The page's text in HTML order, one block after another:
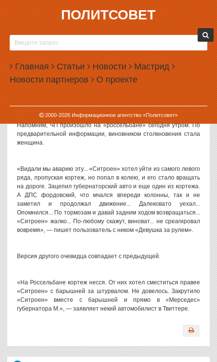
ПОЛИТСОВЕТ
Главная Статьи Новости Мастрид
Новости партнеров О проекте
2000-2026Информационное агентство «Политсовет»
29.12.2010, 11:03
В ДТП С УЧАСТИЕМ АЛЕКСАНДРА МИШАРИНА
ВИНОВАТА ЖЕНЩИНА?
Пользователи интернет-форумов порталов Екатеринбурга и
прочих информационных сервисов активно обсуждают
информацию о ДТП с участием свердловского губернатора
Александра Мишарина.
Напомним, ЧП произошло на «россельбане» сегодня утром. По
предварительной информации, виновником столкновения стала
женщина.
«Видали мы аварию эту... «Ситроен» хотел уйти из самого левого
ряда, пропуская кортеж, но попал в колею, и его стало вращать
на дороге. Зацепил губернаторский авто и еще один из кортежа.
А ДПС фордовский, что мчался впереди колонны, так и не
заметил и продолжал движение... Далековато уехал...
Опомнился... По тормозам и давай задним ходом возвращаться...
«Ситроен» жалко... По-любому скажут, виноват... не среагировал
вовремя», — пишет пользователь с ником «Девушка за рулем».
Версия другого очевидца совпадает с предыдущей.
«На Россельбане кортеж несся. От них хотел сместиться правее
«Ситроен» с барышней за штурвалом. Не довелось. Закрутило
«Ситроен» вместе с барышней и прямо в «Мерседес»
губернатора М.», — заявляет некий автомобилист в Твиттере.